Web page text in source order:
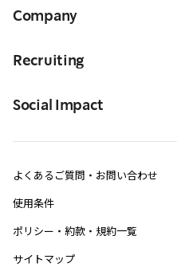
Company
Recruiting
Social Impact
よくあるご質問・お問い合わせ
使用条件
ポリシー・約款・規約一覧
サイトマップ